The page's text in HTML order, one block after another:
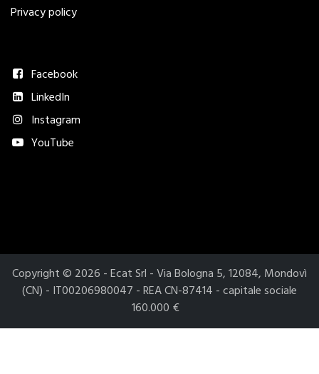
Privacy policy
Facebook
LinkedIn
Instagram
YouTube
Copyright © 2026 - Ecat Srl - Via Bologna 5, 12084, Mondovì
(CN) - IT00206980047 - REA CN-87414 - capitale sociale
160.000 €